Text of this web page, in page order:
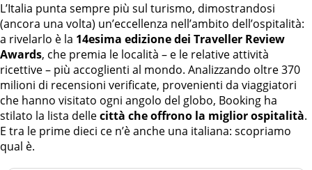
L’Italia punta sempre più sul turismo, dimostrandosi
(ancora una volta) un’eccellenza nell’ambito dell’ospitalità:
a rivelarlo è la 14esima edizione dei Traveller Review
Awards, che premia le località – e le relative attività
ricettive – più accoglienti al mondo. Analizzando oltre 370
milioni di recensioni verificate, provenienti da viaggiatori
che hanno visitato ogni angolo del globo, Booking ha
stilato la lista dellecittà che offrono la miglior ospitalità.
E tra le prime dieci ce n’è anche una italiana: scopriamo
qual è.